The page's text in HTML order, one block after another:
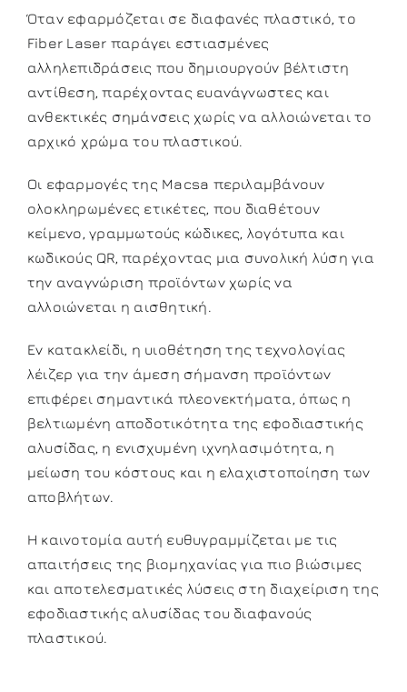
Όταν εφαρμόζεται σε διαφανές πλαστικό, το
Fiber Laser παράγει εστιασμένες
αλληλεπιδράσεις που δημιουργούν βέλτιστη
αντίθεση, παρέχοντας ευανάγνωστες και
ανθεκτικές σημάνσεις χωρίς να αλλοιώνεται το
αρχικό χρώμα του πλαστικού.
Οι εφαρμογές της Macsa περιλαμβάνουν
ολοκληρωμένες ετικέτες, που διαθέτουν
κείμενο, γραμμωτούς κώδικες, λογότυπα και
κωδικούς QR, παρέχοντας μια συνολική λύση για
την αναγνώριση προϊόντων χωρίς να
αλλοιώνεται η αισθητική.
Εν κατακλείδι, η υιοθέτηση της τεχνολογίας
λέιζερ για την άμεση σήμανση προϊόντων
επιφέρει σημαντικά πλεονεκτήματα, όπως η
βελτιωμένη αποδοτικότητα της εφοδιαστικής
αλυσίδας, η ενισχυμένη ιχνηλασιμότητα, η
μείωση του κόστους και η ελαχιστοποίηση των
αποβλήτων.
Η καινοτομία αυτή ευθυγραμμίζεται με τις
απαιτήσεις της βιομηχανίας για πιο βιώσιμες
και αποτελεσματικές λύσεις στη διαχείριση της
εφοδιαστικής αλυσίδας του διαφανούς
πλαστικού.